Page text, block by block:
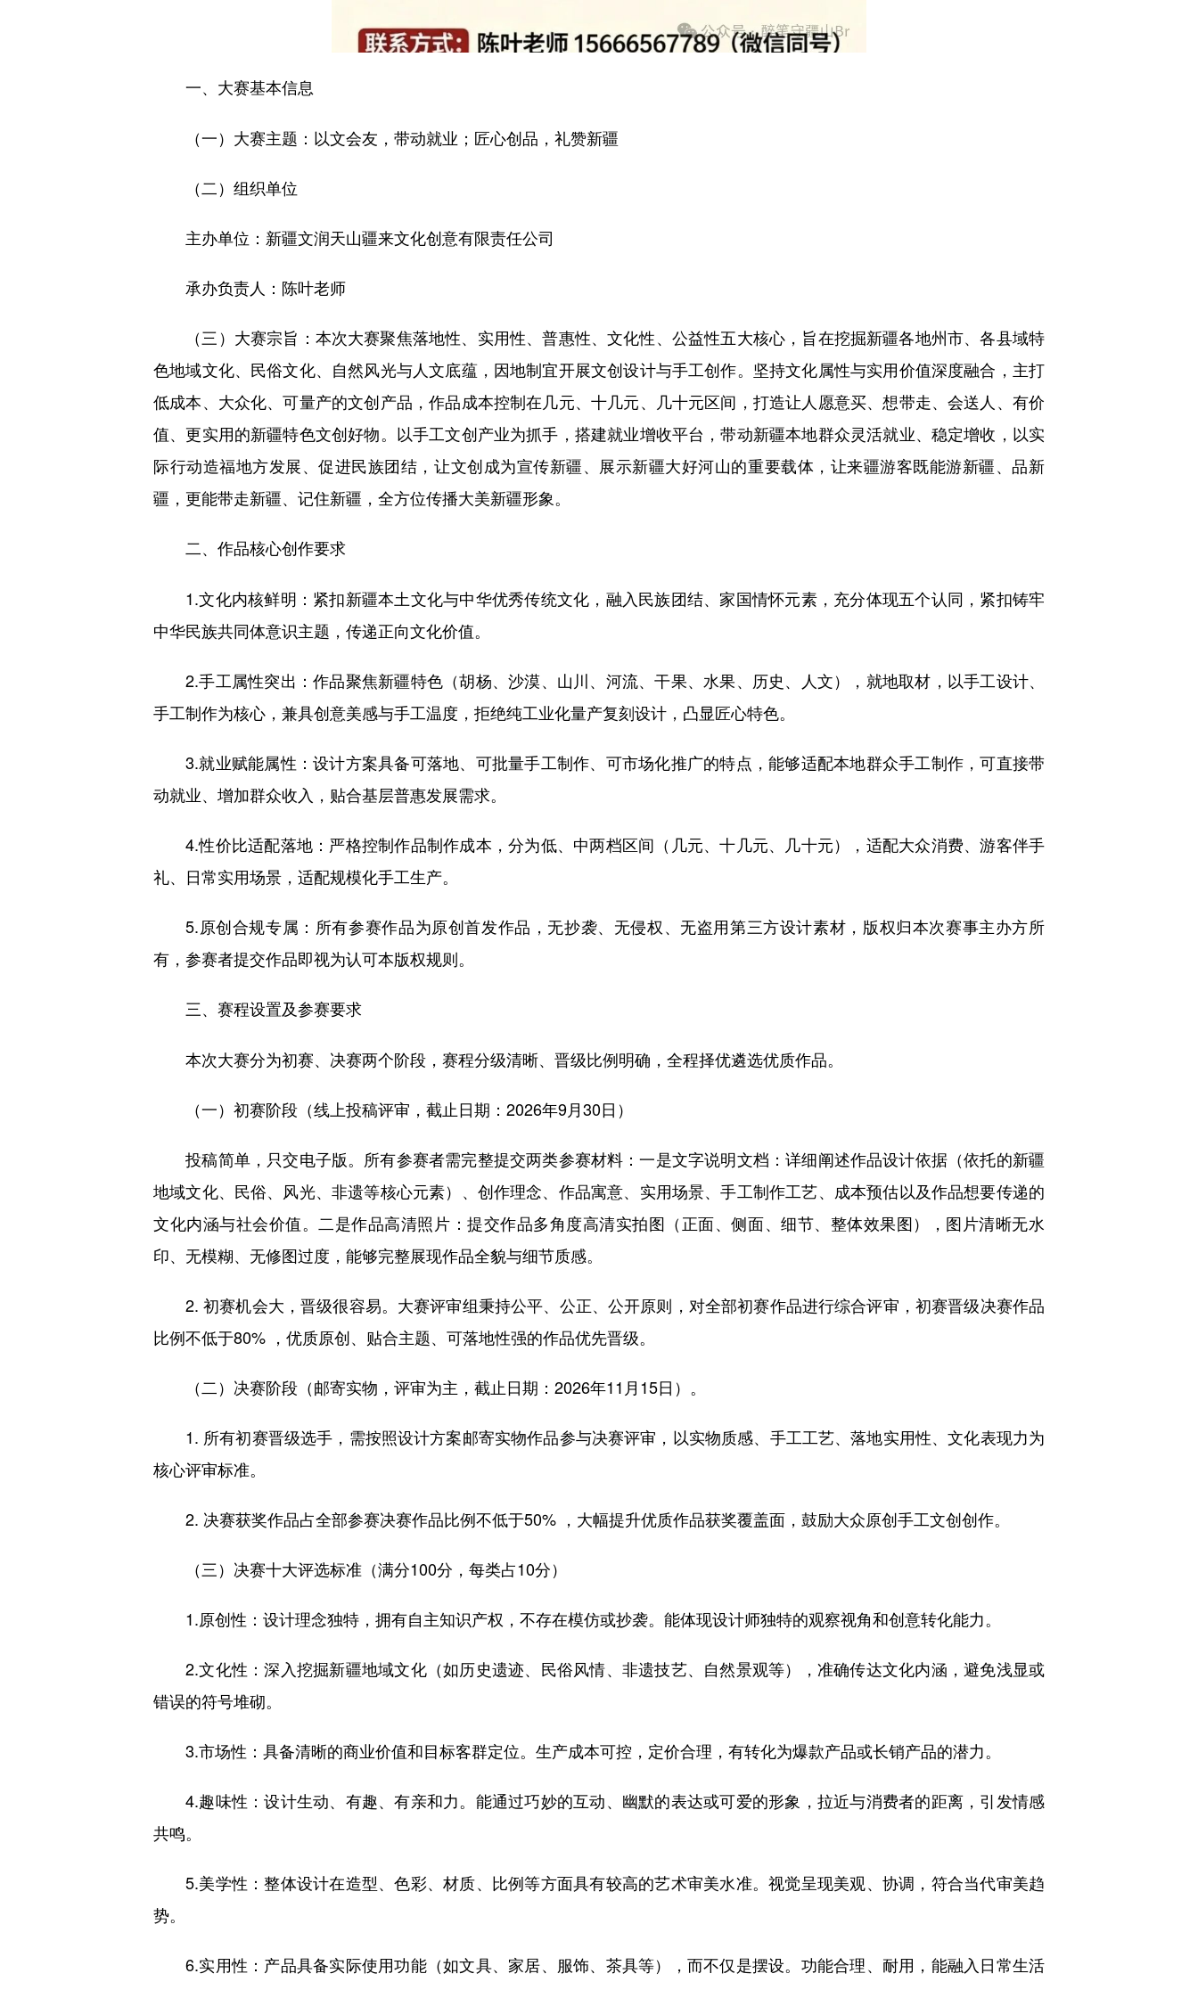
一、大赛基本信息
（一）大赛主题：以文会友，带动就业；匠心创品，礼赞新疆
（二）组织单位
主办单位：新疆文润天山疆来文化创意有限责任公司
承办负责人：陈叶老师
（三）大赛宗旨：本次大赛聚焦落地性、实用性、普惠性、文化性、公益性五大核心，旨在挖掘新疆各地州市、各县域特
色地域文化、民俗文化、自然风光与人文底蕴，因地制宜开展文创设计与手工创作。坚持文化属性与实用价值深度融合，主打
低成本、大众化、可量产的文创产品，作品成本控制在几元、十几元、几十元区间，打造让人愿意买、想带走、会送人、有价
值、更实用的新疆特色文创好物。以手工文创产业为抓手，搭建就业增收平台，带动新疆本地群众灵活就业、稳定增收，以实
际行动造福地方发展、促进民族团结，让文创成为宣传新疆、展示新疆大好河山的重要载体，让来疆游客既能游新疆、品新
疆，更能带走新疆、记住新疆，全方位传播大美新疆形象。
二、作品核心创作要求
1.文化内核鲜明：紧扣新疆本土文化与中华优秀传统文化，融入民族团结、家国情怀元素，充分体现五个认同，紧扣铸牢
中华民族共同体意识主题，传递正向文化价值。
2.手工属性突出：作品聚焦新疆特色（胡杨、沙漠、山川、河流、干果、水果、历史、人文），就地取材，以手工设计、
手工制作为核心，兼具创意美感与手工温度，拒绝纯工业化量产复刻设计，凸显匠心特色。
3.就业赋能属性：设计方案具备可落地、可批量手工制作、可市场化推广的特点，能够适配本地群众手工制作，可直接带
动就业、增加群众收入，贴合基层普惠发展需求。
4.性价比适配落地：严格控制作品制作成本，分为低、中两档区间（几元、十几元、几十元），适配大众消费、游客伴手
礼、日常实用场景，适配规模化手工生产。
5.原创合规专属：所有参赛作品为原创首发作品，无抄袭、无侵权、无盗用第三方设计素材，版权归本次赛事主办方所
有，参赛者提交作品即视为认可本版权规则。
三、赛程设置及参赛要求
本次大赛分为初赛、决赛两个阶段，赛程分级清晰、晋级比例明确，全程择优遴选优质作品。
（一）初赛阶段（线上投稿评审，截止日期：2026年9月30日）
投稿简单，只交电子版。所有参赛者需完整提交两类参赛材料：一是文字说明文档：详细阐述作品设计依据（依托的新疆
地域文化、民俗、风光、非遗等核心元素）、创作理念、作品寓意、实用场景、手工制作工艺、成本预估以及作品想要传递的
文化内涵与社会价值。二是作品高清照片：提交作品多角度高清实拍图（正面、侧面、细节、整体效果图），图片清晰无水
印、无模糊、无修图过度，能够完整展现作品全貌与细节质感。
2. 初赛机会大，晋级很容易。大赛评审组秉持公平、公正、公开原则，对全部初赛作品进行综合评审，初赛晋级决赛作品
比例不低于80% ，优质原创、贴合主题、可落地性强的作品优先晋级。
（二）决赛阶段（邮寄实物，评审为主，截止日期：2026年11月15日）。
1. 所有初赛晋级选手，需按照设计方案邮寄实物作品参与决赛评审，以实物质感、手工工艺、落地实用性、文化表现力为
核心评审标准。
2. 决赛获奖作品占全部参赛决赛作品比例不低于50% ，大幅提升优质作品获奖覆盖面，鼓励大众原创手工文创创作。
（三）决赛十大评选标准（满分100分，每类占10分）
1.原创性：设计理念独特，拥有自主知识产权，不存在模仿或抄袭。能体现设计师独特的观察视角和创意转化能力。
2.文化性：深入挖掘新疆地域文化（如历史遗迹、民俗风情、非遗技艺、自然景观等），准确传达文化内涵，避免浅显或
错误的符号堆砌。
3.市场性：具备清晰的商业价值和目标客群定位。生产成本可控，定价合理，有转化为爆款产品或长销产品的潜力。
4.趣味性：设计生动、有趣、有亲和力。能通过巧妙的互动、幽默的表达或可爱的形象，拉近与消费者的距离，引发情感
共鸣。
5.美学性：整体设计在造型、色彩、材质、比例等方面具有较高的艺术审美水准。视觉呈现美观、协调，符合当代审美趋
势。
6.实用性：产品具备实际使用功能（如文具、家居、服饰、茶具等），而不仅是摆设。功能合理、耐用，能融入日常生活